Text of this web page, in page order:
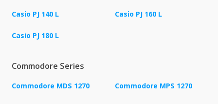
Casio PJ 140 L Casio PJ 160 L
Casio PJ 180 L
Commodore Series
Commodore MDS 1270 Commodore MPS 1270